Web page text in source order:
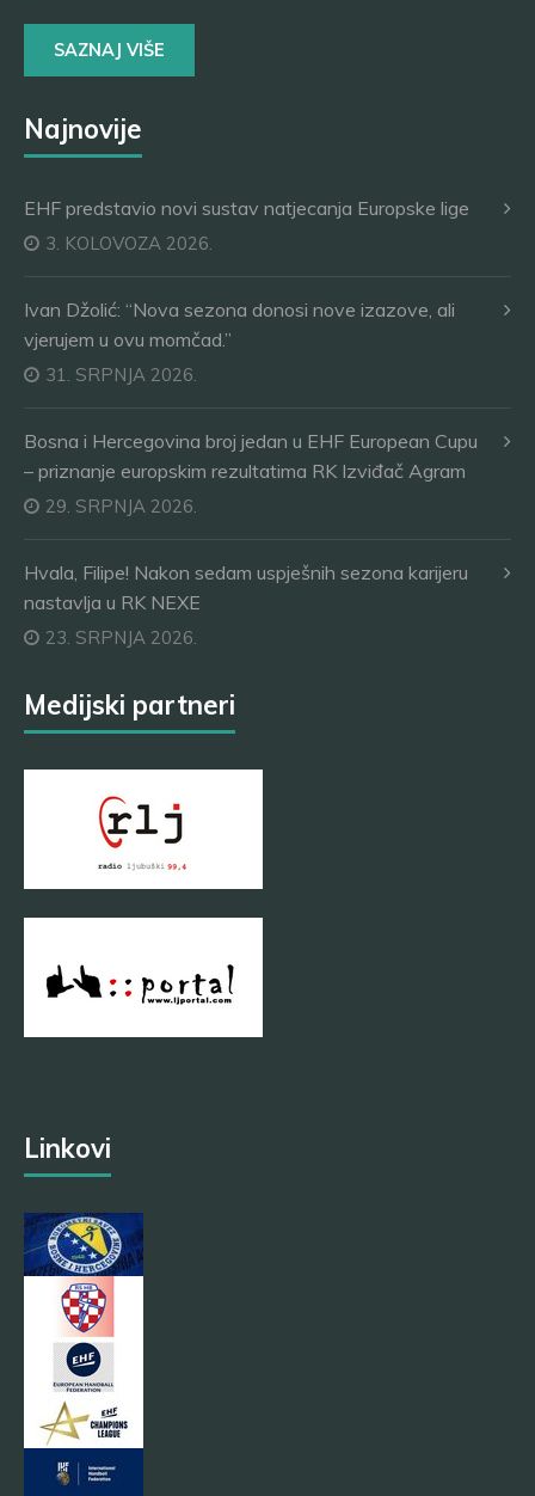
SAZNAJ VIŠE
Najnovije
EHF predstavio novi sustav natjecanja Europske lige
3. KOLOVOZA 2026.
Ivan Džolić: “Nova sezona donosi nove izazove, ali
vjerujem u ovu momčad.”
31. SRPNJA 2026.
Bosna i Hercegovina broj jedan u EHF European Cupu
– priznanje europskim rezultatima RK Izviđač Agram
29. SRPNJA 2026.
Hvala, Filipe! Nakon sedam uspješnih sezona karijeru
nastavlja u RK NEXE
23. SRPNJA 2026.
Medijski partneri
Linkovi